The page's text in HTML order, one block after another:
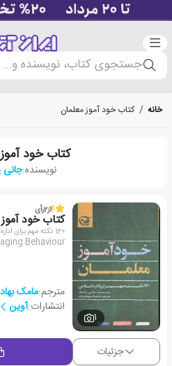
دسته‌بندی
جستجوی کتاب، نویسنده و...
خانه / کتاب خود آموز معلمان
کتاب خود
نویسنده:جانی
1
4از2رأی
کتاب خود
120 نکته مهم برای اداره کلاس
Behaviour
مترجم:مامک
انتشارات:آوین
جزئیات